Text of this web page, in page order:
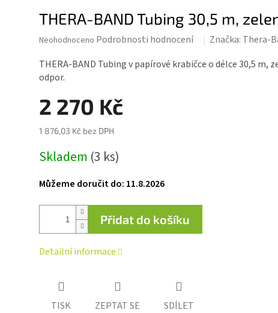
THERA-BAND Tubing 30,5 m,
Průměrné
produktu
0,0
hvězdiček.
Neohodnoceno Podrobnosti hodnocení Značka: Thera-
THERA-BAND Tubing v papírové krabičce o délce 30,5 m,
odpor.
2 270 Kč
1 876,03 Kč bez DPH
cena:
Skladem (3 ks)
Můžeme doručit do: 11.8.2026
Přidat do košíku
Detailní informace
TISK ZEPTAT SE SDÍLET